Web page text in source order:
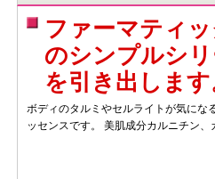
ファーマティ
のシンプルシ
を引き出します
ボディのタルミやセルライトが気にな
ッセンスです。 美肌成分カルニチン、